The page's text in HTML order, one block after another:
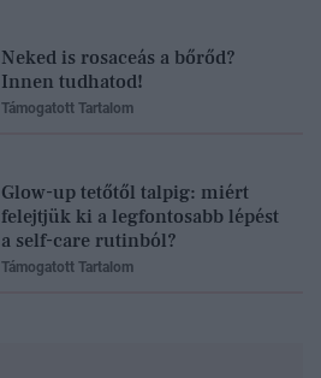
Neked is rosaceás a bőrőd?
Innen tudhatod!
Támogatott Tartalom
Glow-up tetőtől talpig: miért
felejtjük ki a legfontosabb lépést
a self-care rutinból?
Támogatott Tartalom